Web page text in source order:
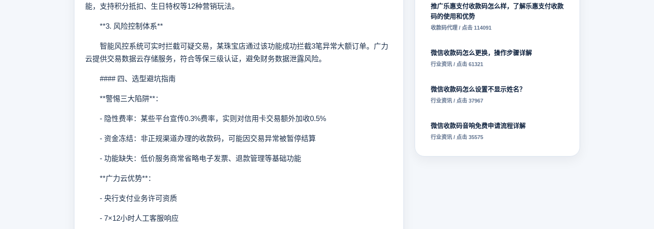
能，支持积分抵扣、生日特权等12种营销玩法。
**3. 风险控制体系**
智能风控系统可实时拦截可疑交易，某珠宝店通过该功能成功拦截3笔异常大额订单。广力
云提供交易数据云存储服务，符合等保三级认证，避免财务数据泄露风险。
#### 四、选型避坑指南
**警惕三大陷阱**：
- 隐性费率：某些平台宣传0.3%费率，实则对信用卡交易额外加收0.5%
- 资金冻结：非正规渠道办理的收款码，可能因交易异常被暂停结算
- 功能缺失：低价服务商常省略电子发票、退款管理等基础功能
**广力云优势**：
- 央行支付业务许可资质
- 7×12小时人工客服响应
推广乐惠支付收款码怎么样，了解乐惠支付收款
码的使用和优势
收款码代理 / 点击 114091
微信收款码怎么更换，操作步骤详解
行业资讯 / 点击 61321
微信收款码怎么设置不显示姓名？
行业资讯 / 点击 37967
微信收款码音响免费申请流程详解
行业资讯 / 点击 35575